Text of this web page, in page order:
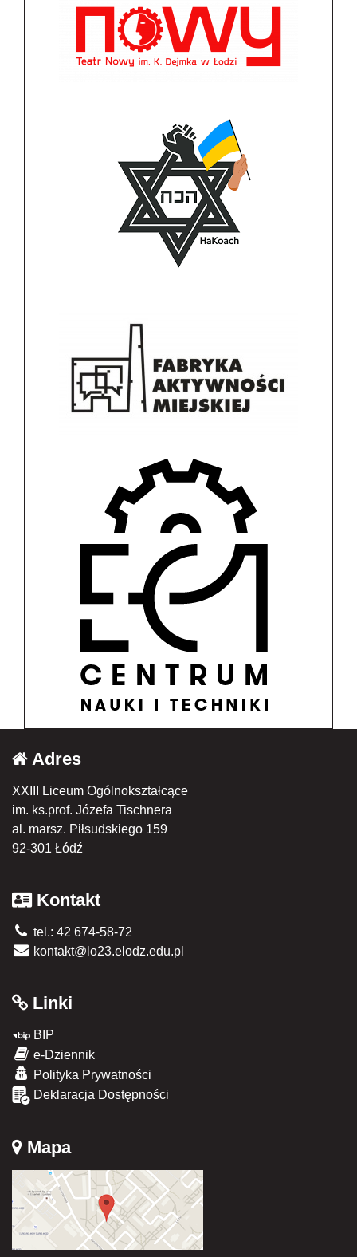
Adres
XXIII Liceum Ogólnokształcące
im. ks.prof. Józefa Tischnera
al. marsz. Piłsudskiego 159
92-301 Łódź
Kontakt
tel.: 42 674-58-72
kontakt@lo23.elodz.edu.pl
Linki
BIP
e-Dziennik
Polityka Prywatności
Deklaracja Dostępności
Mapa